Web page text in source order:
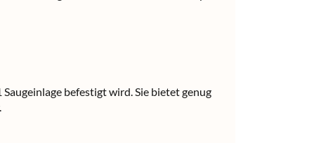
befestigt wird. Sie bietet genug